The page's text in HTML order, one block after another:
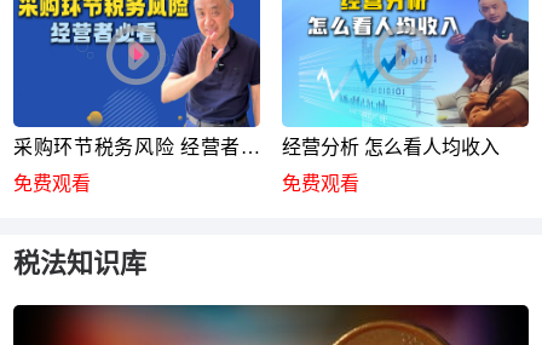
采购环节税务风险 经营者必
看
免费观看
经营分析 怎么看人均收入
免费观看
税法知识库